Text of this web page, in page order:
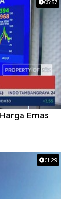
05:57
Emas
01:29